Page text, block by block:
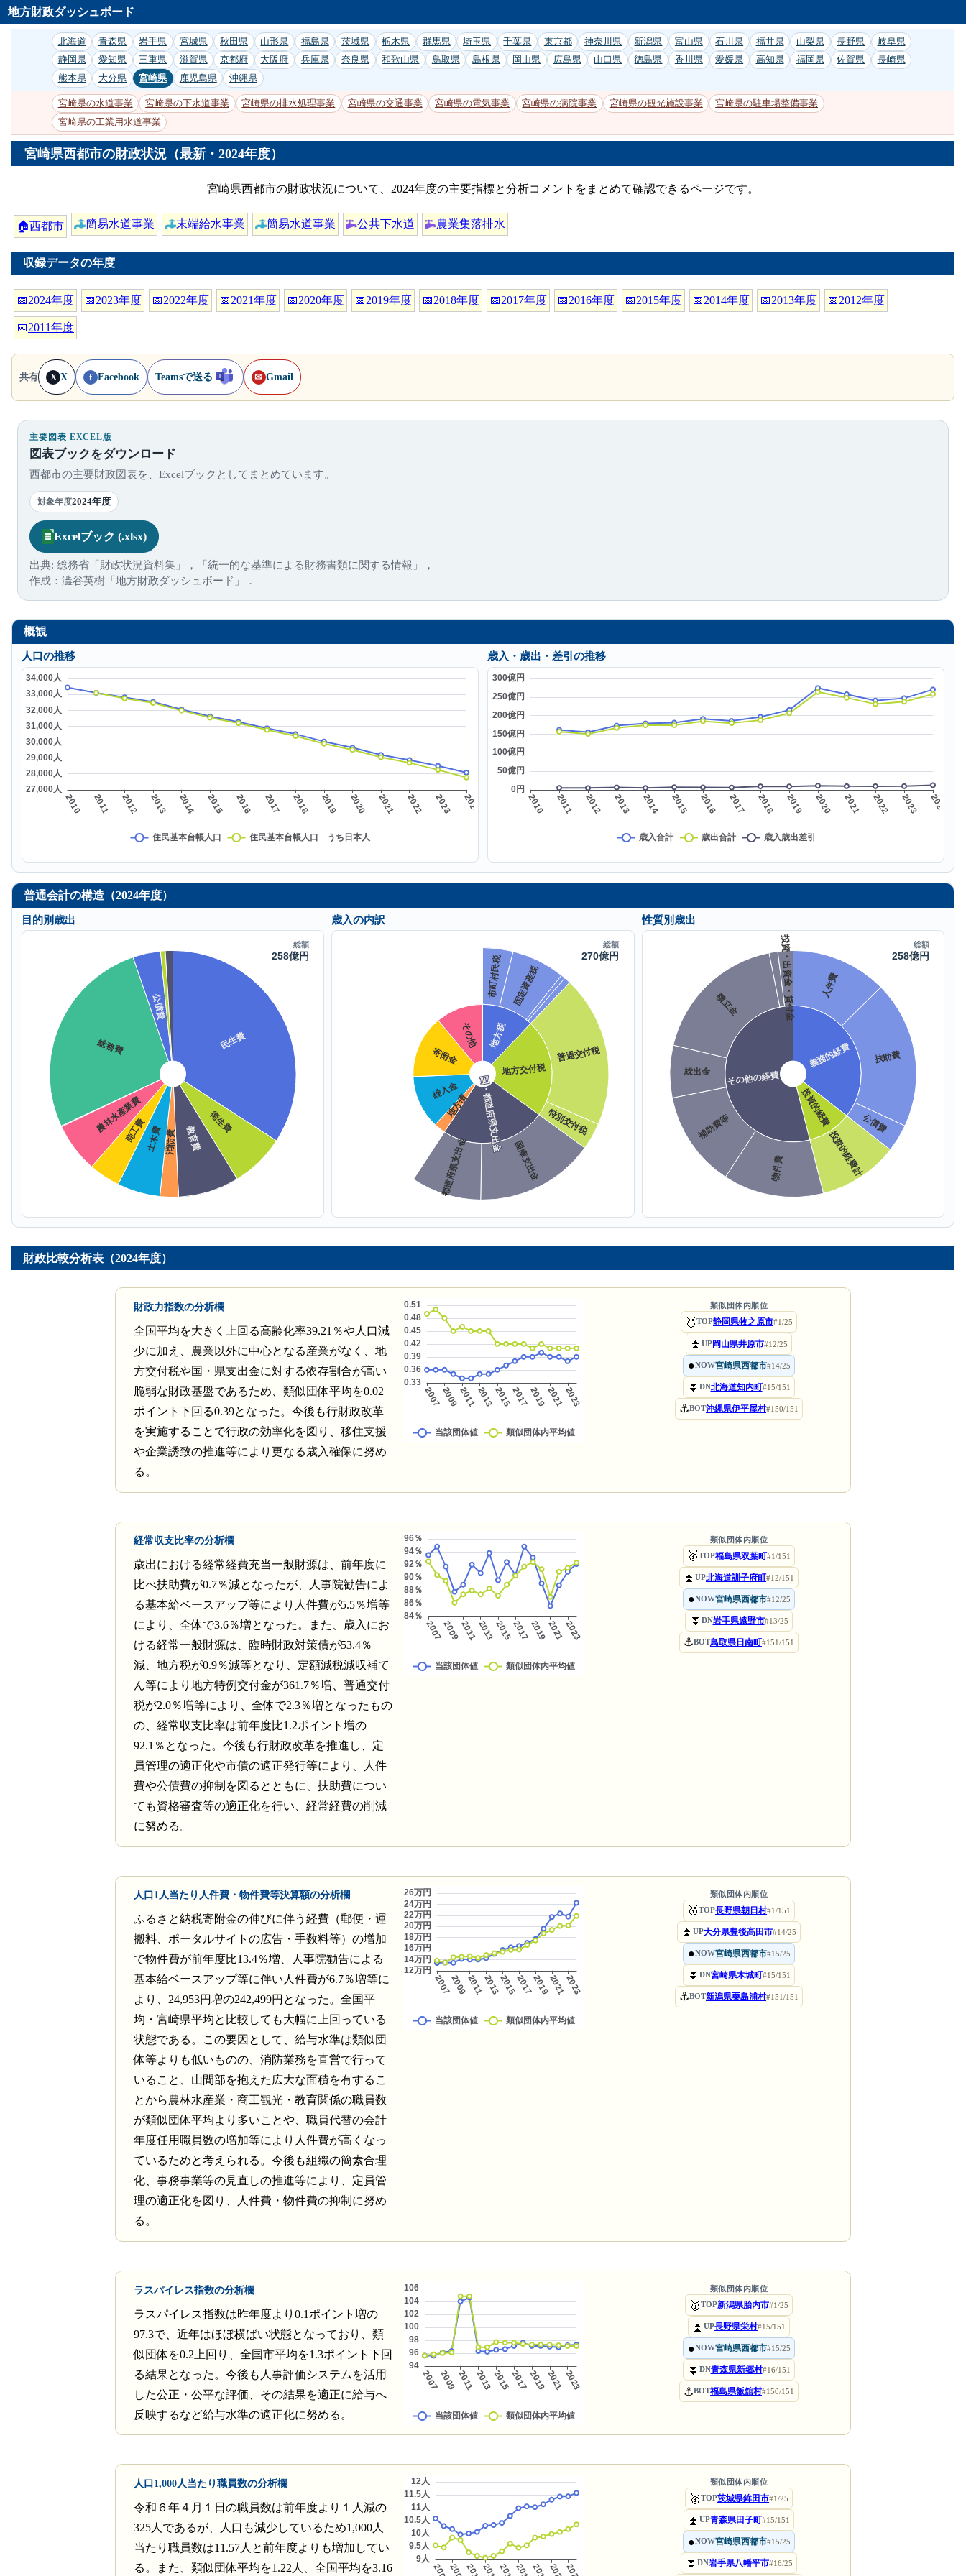
地方財政ダッシュボード
北海道 青森県 岩手県 宮城県 秋田県 山形県 福島県 茨城県 栃木県 群馬県 埼玉県 千葉県 東京都 神奈川県 新潟県 富山県 石川県 福井県 山梨県 長野県
岐阜県
静岡県
愛知県 三重県 滋賀県 京都府 大阪府 兵庫県 奈良県 和歌山県 鳥取県 島根県 岡山県 広島県 山口県 徳島県 香川県 愛媛県 高知県 福岡県 佐賀県
長崎県
熊本県
大分県 宮崎県 鹿児島県 沖縄県
宮崎県の水道事業 宮崎県の下水道事業 宮崎県の排水処理事業 宮崎県の交通事業 宮崎県の電気事業 宮崎県の病院事業 宮崎県の観光施設事業
宮崎県の駐車場整備事業
宮崎県の工業用水道事業
宮崎県西都市の財政状況（最新・2024年度）
宮崎県西都市の財政状況について、2024年度の主要指標と分析コメントをまとめて確認できるページです。
🏠西都市 簡易水道事業 末端給水事業 簡易水道事業 公共下水道 農業集落排水
収録データの年度
📅2024年度 📅2023年度 📅2022年度 📅2021年度 📅2020年度 📅2019年度 📅2018年度 📅2017年度 📅2016年度 📅2015年度 📅2014年度 📅2013年度 📅2012年度
📅2011年度
共有 X X f Facebook Teamsで送る ✉ Gmail
主要図表 EXCEL版
図表ブックをダウンロード
西都市の主要財政図表を、Excelブックとしてまとめています。
対象年度2024年度
Excelブック (.xlsx)
出典: 総務省「財政状況資料集」，「統一的な基準による財務書類に関する情報」，
作成：澁谷英樹「地方財政ダッシュボード」．
概観
人口の推移
歳入・歳出・差引の推移
普通会計の構造（2024年度）
目的別歳出
歳入の内訳 性質別歳出
財政比較分析表（2024年度）
財政力指数の分析欄
全国平均を大きく上回る高齢化率39.21％や人口減
少に加え、農業以外に中心となる産業がなく、地
方交付税や国・県支出金に対する依存割合が高い
脆弱な財政基盤であるため、類似団体平均を0.02
ポイント下回る0.39となった。今後も行財政改革
を実施することで行政の効率化を図り、移住支援
や企業誘致の推進等により更なる歳入確保に努め
る。
類似団体内順位
🥇TOP静岡県牧之原市#1/25
⏫ UP岡山県井原市#12/25
●NOW宮崎県西都市#14/25
⏬ DN北海道知内町#15/151
⚓BOT沖縄県伊平屋村#150/151
経常収支比率の分析欄
歳出における経常経費充当一般財源は、前年度に
比べ扶助費が0.7％減となったが、人事院勧告によ
る基本給ベースアップ等により人件費が5.5％増等
により、全体で3.6％増となった。また、歳入にお
ける経常一般財源は、臨時財政対策債が53.4％
減、地方税が0.9％減等となり、定額減税減収補て
ん等により地方特例交付金が361.7％増、普通交付
税が2.0％増等により、全体で2.3％増となったもの
の、経常収支比率は前年度比1.2ポイント増の
92.1％となった。今後も行財政改革を推進し、定
員管理の適正化や市債の適正発行等により、人件
費や公債費の抑制を図るとともに、扶助費につい
ても資格審査等の適正化を行い、経常経費の削減
に努める。
類似団体内順位
🥇TOP福島県双葉町#1/151
⏫ UP北海道訓子府町#12/151
●NOW宮崎県西都市#12/25
⏬ DN岩手県遠野市#13/25
⚓BOT鳥取県日南町#151/151
人口1人当たり人件費・物件費等決算額の分析欄
ふるさと納税寄附金の伸びに伴う経費（郵便・運
搬料、ポータルサイトの広告・手数料等）の増加
で物件費が前年度比13.4％増、人事院勧告による
基本給ベースアップ等に伴い人件費が6.7％増等に
より、24,953円増の242,499円となった。全国平
均・宮崎県平均と比較しても大幅に上回っている
状態である。この要因として、給与水準は類似団
体等よりも低いものの、消防業務を直営で行って
いること、山間部を抱えた広大な面積を有するこ
とから農林水産業・商工観光・教育関係の職員数
が類似団体平均より多いことや、職員代替の会計
年度任用職員数の増加等により人件費が高くなっ
ているためと考えられる。今後も組織の簡素合理
化、事務事業等の見直しの推進等により、定員管
理の適正化を図り、人件費・物件費の抑制に努め
る。
類似団体内順位
🥇TOP長野県朝日村#1/151
⏫ UP大分県豊後高田市#14/25
●NOW宮崎県西都市#15/25
⏬ DN宮崎県木城町#15/151
⚓BOT新潟県粟島浦村#151/151
ラスパイレス指数の分析欄
ラスパイレス指数は昨年度より0.1ポイント増の
97.3で、近年はほぼ横ばい状態となっており、類
似団体を0.2上回り、全国市平均を1.3ポイント下回
る結果となった。今後も人事評価システムを活用
した公正・公平な評価、その結果を適正に給与へ
反映するなど給与水準の適正化に努める。
類似団体内順位
🥇TOP新潟県胎内市#1/25
⏫ UP長野県栄村#15/151
●NOW宮崎県西都市#15/25
⏬ DN青森県新郷村#16/151
⚓BOT福島県飯舘村#150/151
人口1,000人当たり職員数の分析欄
令和６年４月１日の職員数は前年度より１人減の
325人であるが、人口も減少しているため1,000人
当たり職員数は11.57人と前年度よりも増加してい
る。また、類似団体平均を1.22人、全国平均を3.16
類似団体内順位
🥇TOP茨城県鉾田市#1/25
⏫ UP青森県田子町#15/151
●NOW宮崎県西都市#15/25
⏬ DN岩手県八幡平市#16/25